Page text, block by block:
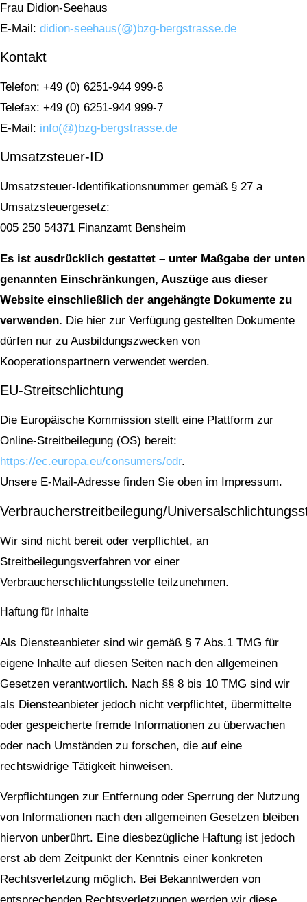
Frau Didion-Seehaus
E-Mail: didion-seehaus(@)bzg-bergstrasse.de
Kontakt
Telefon: +49 (0) 6251-944 999-6
Telefax: +49 (0) 6251-944 999-7
E-Mail: info(@)bzg-bergstrasse.de
Umsatzsteuer-ID
Umsatzsteuer-Identifikationsnummer gemäß § 27 a
Umsatzsteuergesetz:
005 250 54371 Finanzamt Bensheim
Es ist ausdrücklich gestattet – unter Maßgabe der unten
genannten Einschränkungen, Auszüge aus dieser
Website einschließlich der angehängte Dokumente zu
verwenden. Die hier zur Verfügung gestellten Dokumente
dürfen nur zu Ausbildungszwecken von
Kooperationspartnern verwendet werden.
EU-Streitschlichtung
Die Europäische Kommission stellt eine Plattform zur
Online-Streitbeilegung (OS) bereit:
https://ec.europa.eu/consumers/odr.
Unsere E-Mail-Adresse finden Sie oben im Impressum.
Verbraucherstreitbeilegung/
Wir sind nicht bereit oder verpflichtet, an
Streitbeilegungsverfahren vor einer
Verbraucherschlichtungsstelle teilzunehmen.
Haftung für Inhalte
Als Diensteanbieter sind wir gemäß § 7 Abs.1 TMG für
eigene Inhalte auf diesen Seiten nach den allgemeinen
Gesetzen verantwortlich. Nach §§ 8 bis 10 TMG sind wir
als Diensteanbieter jedoch nicht verpflichtet, übermittelte
oder gespeicherte fremde Informationen zu überwachen
oder nach Umständen zu forschen, die auf eine
rechtswidrige Tätigkeit hinweisen.
Verpflichtungen zur Entfernung oder Sperrung der Nutzung
von Informationen nach den allgemeinen Gesetzen bleiben
hiervon unberührt. Eine diesbezügliche Haftung ist jedoch
erst ab dem Zeitpunkt der Kenntnis einer konkreten
Rechtsverletzung möglich. Bei Bekanntwerden von